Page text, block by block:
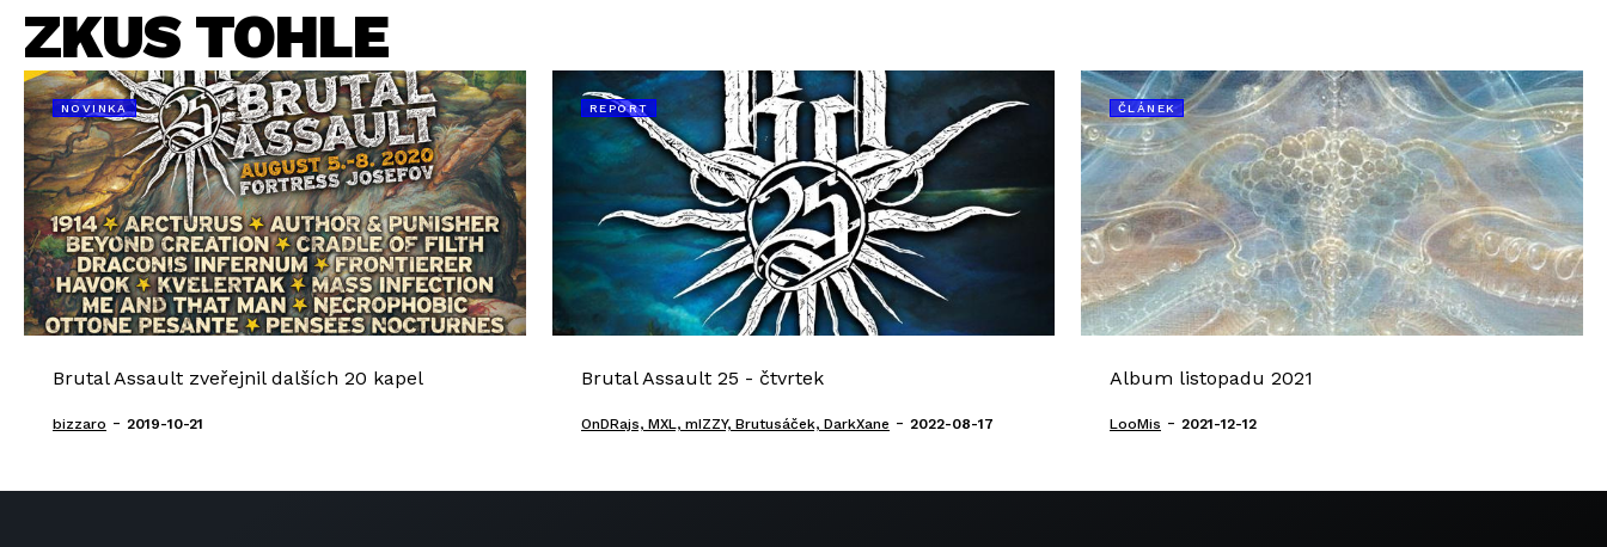
ZKUS TOHLE
NOVINKA
Brutal Assault zveřejnil dalších 20 kapel
bizzaro - 2019-10-21
REPORT
Brutal Assault 25 - čtvrtek
OnDRajs, MXL, mIZZY, Brutusáček, DarkXane - 2022-08-17
ČLÁNEK
Album listopadu 2021
LooMis - 2021-12-12